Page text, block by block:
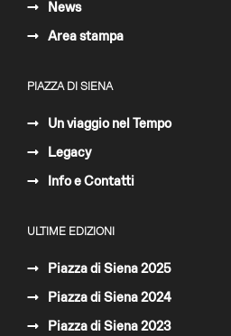
News
Area stampa
PIAZZA DI SIENA
Un viaggio nel Tempo
Legacy
Info e Contatti
ULTIME EDIZIONI
Piazza di Siena 2025
Piazza di Siena 2024
Piazza di Siena 2023